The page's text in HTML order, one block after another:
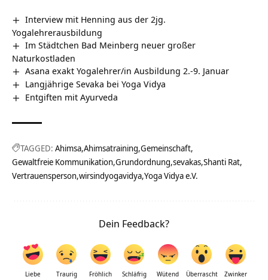
Interview mit Henning aus der 2jg.
Yogalehrerausbildung
Im Städtchen Bad Meinberg neuer großer
Naturkostladen
Asana exakt Yogalehrer/in Ausbildung 2.-9. Januar
Langjährige Sevaka bei Yoga Vidya
Entgiften mit Ayurveda
TAGGED: Ahimsa Ahimsatraining Gemeinschaft
Gewaltfreie Kommunikation Grundordnung sevakas Shanti Rat
Vertrauensperson wirsindyogavidya Yoga Vidya e.V.
Dein Feedback?
Liebe Traurig Fröhlich Schläfrig Wütend Überrascht Zwinker